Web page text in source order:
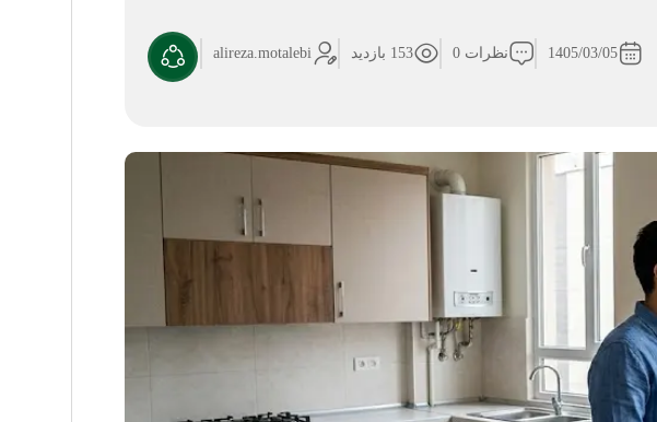
1405/03/05 نظرات 0 153 بازدید alireza.motalebi